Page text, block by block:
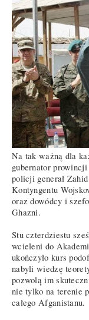
Na tak ważną dla
gubernator
policji generał
Kontyngentu
oraz dowódcy i
Ghazni.
Stu czterdziestu
wcieleni do
ukończyło kurs
nabyli wiedzę
pozwolą im
nie tylko na terenie
całego Afganistanu.